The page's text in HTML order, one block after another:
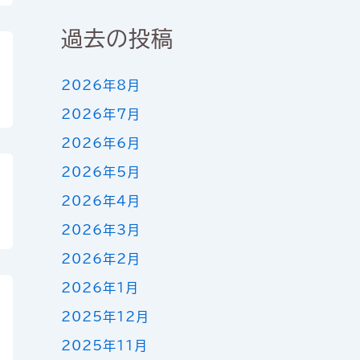
過去の投稿
2026年8月
2026年7月
2026年6月
2026年5月
2026年4月
2026年3月
2026年2月
2026年1月
2025年12月
2025年11月